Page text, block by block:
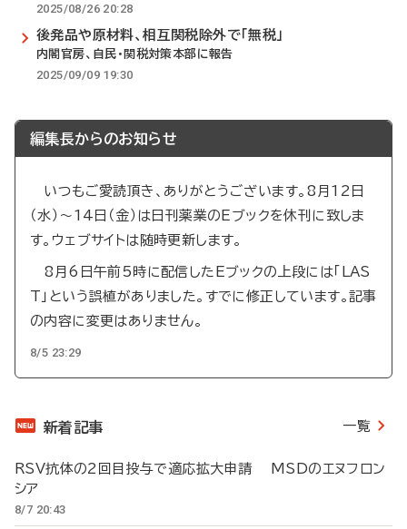
2025/08/26 20:28
後発品や原材料、相互関税除外で「無税」
内閣官房、自民・関税対策本部に報告
2025/09/09 19:30
編集長からのお知らせ
いつもご愛読頂き、ありがとうございます。8月12日
（水）～14日（金）は日刊薬業のEブックを休刊に致しま
す。ウェブサイトは随時更新します。
8月6日午前5時に配信したEブックの上段には「LAS
T」という誤植がありました。すでに修正しています。記事
の内容に変更はありません。
8/5 23:29
新着記事 一覧
RSV抗体の2回目投与で適応拡大申請 MSDのエヌフロン
シア
8/7 20:43